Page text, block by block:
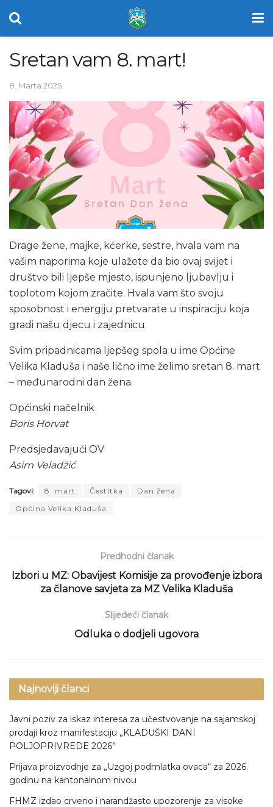
Sretan vam 8. mart!
8. Marta 2025.
Drage žene, majke, kćerke, sestre, hvala vam na
vašim naporima koje ulažete da bio ovaj svijet i
društvo bili ljepše mjesto, ispunjeno ljubavlju i
toplotom kojom zračite. Hvala vam što svoju
sposobnost i energiju pretvarate u inspiraciju koja
gradi našu djecu i zajednicu.
Svim pripadnicama ljepšeg spola u ime Općine
Velika Kladuša i naše lično ime želimo sretan 8. mart
– međunarodni dan žena.
Općinski načelnik
Boris Horvat
Predsjedavajući OV
Asim Veladžić
Tagovi: 8. mart Čestitka
Dan žena
Općina Velika Kladuša
Predhodni članak
Izbori u MZ: Obavijest Komisije za provođenje izbora
za članove savjeta za MZ Velika Kladuša
Slijedeći članak
Odluka o dodjeli ugovora
Najnoviji članci
Javni poziv za iskaz interesa za učestvovanje na sajamskoj
prodaji kroz manifestaciju „KLADUŠKI DANI
POLJOPRIVREDE 2026”
Prijava proizvodnje za „Uzgoj podmlatka ovaca“ za 2026.
godinu na kantonalnom nivou
FHMZ izdao crveno i narandžasto upozorenje za visoke